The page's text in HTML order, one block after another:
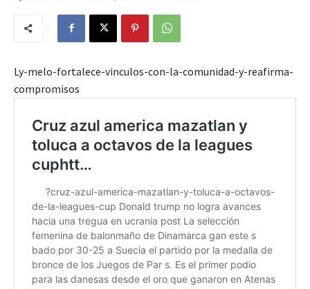
Ly-melo-fortalece-vinculos-con-la-comunidad-y-reafirma-
compromisos